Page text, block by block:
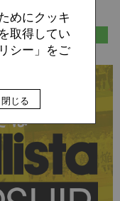
文字
は
めにクッキ
取得してい
シー」をご
閉じる